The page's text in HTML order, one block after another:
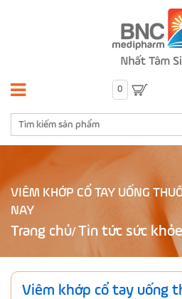
0
VIÊM KHỚP CỔ TAY UỐNG
NAY
Trang chủ/ Tin tức sức
Viêm khớp cổ tay uống